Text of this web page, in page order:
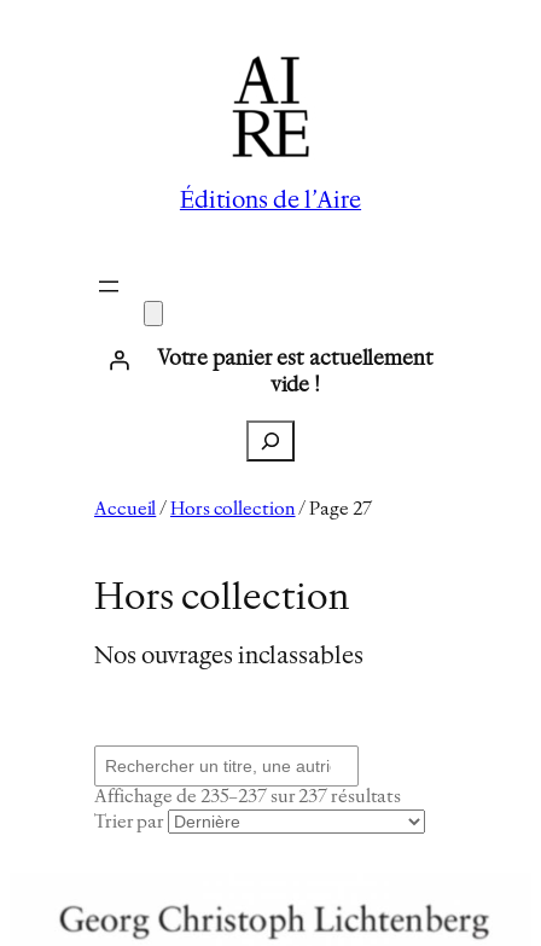
Éditions de l’Aire
Votre panier est actuellement
vide !
Recherche
Accueil /Hors collection/ Page 27
Hors collection
Nos ouvrages inclassables
Recherche
Affichage de 235–237 sur 237 résultatsTrié
du
plus
ancien
Trier par